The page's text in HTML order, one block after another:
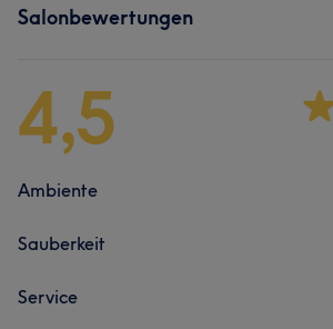
Salonbewertungen
4,5
Ambiente
Sauberkeit
Service